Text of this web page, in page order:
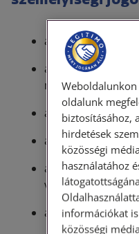
az élet, a testi
a személyes
magánlakás
a személy
a becsület és a
a magántitokhoz
védelméhez való
a névviseléshez
oldalunk
biztosításához,
hirdetések
közösségi
használatához
információkat
közösségi